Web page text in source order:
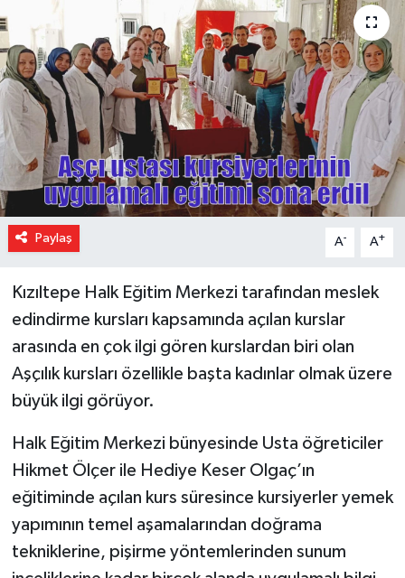
Paylaş A- A+
Kızıltepe Halk Eğitim Merkezi tarafından meslek
edindirme kursları kapsamında açılan kurslar
arasında en çok ilgi gören kurslardan biri olan
Aşçılık kursları özellikle başta kadınlar olmak üzere
büyük ilgi görüyor.
Halk Eğitim Merkezi bünyesinde Usta öğreticiler
Hikmet Ölçer ile Hediye Keser Olgaç’ın
eğitiminde açılan kurs süresince kursiyerler yemek
yapımının temel aşamalarından doğrama
tekniklerine, pişirme yöntemlerinden sunum